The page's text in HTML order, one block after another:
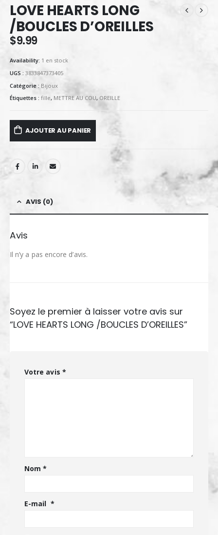
LOVE HEARTS LONG
/BOUCLES D’OREILLES
$9.99
Availability: 1 en stock
UGS : 3833847373405
Catégorie : Bijoux
Étiquettes : fille, METTRE AU COU, OREILLE
AJOUTER AU PANIER
AVIS (0)
Avis
Il n’y a pas encore d’avis.
Soyez le premier à laisser votre avis sur
“LOVE HEARTS LONG /BOUCLES D’OREILLES”
Votre avis *
Nom*
E-mail *